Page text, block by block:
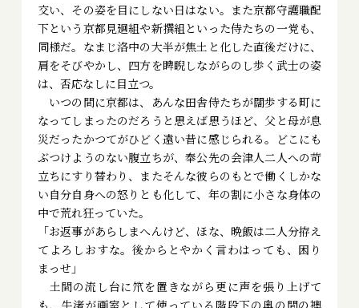
交い、その姿を目にしない日はない。また京都守護職配
下という京都見廻組や新撰組といった侍たちの一党も、
同様だ。なまじ洛中の大半が焦土と化した直後だけに、
肩をそびやかし、四方を睥睨しながらのし歩く武士の姿
は、否応なしに目立つ。
いつの間に京都は、あんな田舎侍たちが闊歩する町に
なってしまったのだろうと思えば思うほど、父と母が息
災だったかつてがひどく遠い昔に感じられる。どこにも
ぶつけようのない腹立ちが、奉公先の会津人二人への苛
立ちにすり替わり、またそんな彼らのもとで働くしかな
い自分自身への怒りとも化して、年の割に小さな身体の
中で荒れ狂っていた。
「お返事があらしまへんけど、ほな、晩飯は二人分拵え
てよろしおすな。後からとやかく言わはっても、困り
まっせ」
土間の流し台に笊を置きながら更に声を張り上げて
も、牛渚が画室として使っている階段下の奥の間の襖